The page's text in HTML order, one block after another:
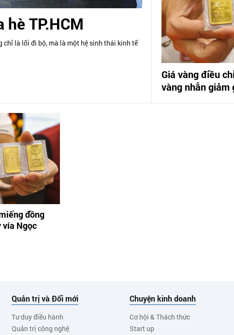
TP.HCM
chỉ là lối đi bộ, mà là một hệ sinh thái kinh tế
Giá vàng điều
vàng nhẫn
đồng
vía Ngọc
Quản trị và Đổi mới
Tư duy điều hành
Quản trị công nghệ
Chuyện kinh doanh
Cơ hội & Thách thức
Start up